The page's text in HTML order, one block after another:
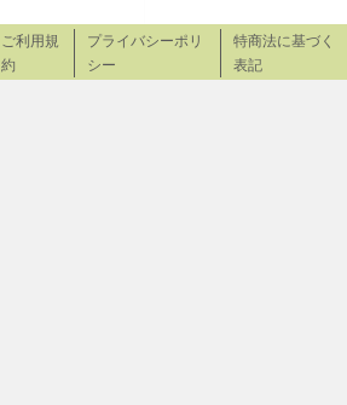
ご利用規
約
プライバシーポリ
シー
特商法に基づく
表記